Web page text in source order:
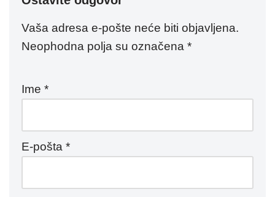
Vaša adresa e-pošte neće biti objavljena.
Neophodna polja su označena *
Ime *
E-pošta *